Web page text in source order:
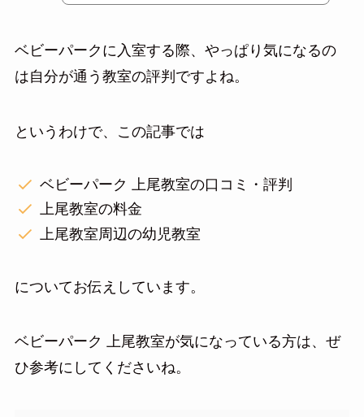
ベビーパークに入室する際、やっぱり気になるの
は自分が通う教室の評判ですよね。
というわけで、この記事では
ベビーパーク 上尾教室の口コミ・評判
上尾教室の料金
上尾教室周辺の幼児教室
についてお伝えしています。
ベビーパーク 上尾教室が気になっている方は、ぜ
ひ参考にしてくださいね。